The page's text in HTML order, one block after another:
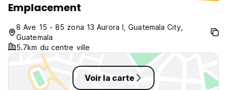
Emplacement
8 Ave 15 - 85 zona 13 Aurora I, Guatemala City,
Guatemala
5.7km du centre ville
Voir la carte